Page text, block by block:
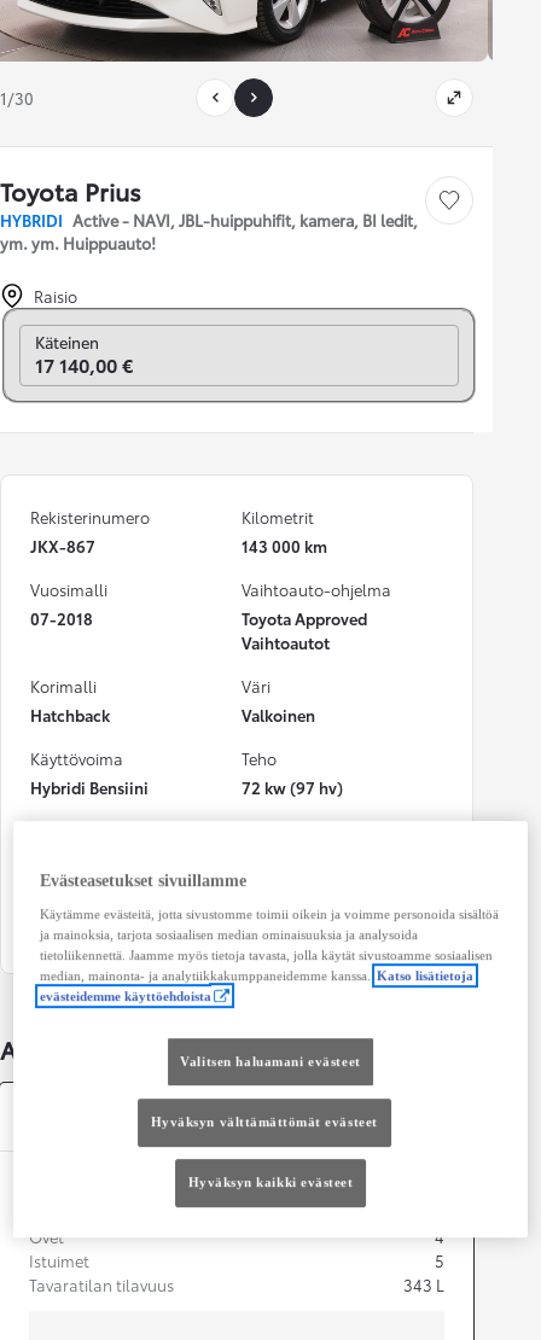
1/30
Toyota Prius
HYBRIDI Active - NAVI, JBL-huippuhifit, kamera, BI ledit,
ym. ym. Huippuauto!
Tallenna auto
Raisio
Vaihda rahoitukseen
Käteinen
17 140,00 €
Rekisterinumero
JKX-867
Kilometrit
143 000 km
Vuosimalli
07-2018
Vaihtoauto-ohjelma
Toyota Approved
Vaihtoautot
Korimalli
Hatchback
Väri
Valkoinen
Käyttövoima
Hybridi Bensiini
Teho
72 kw (97 hv)
4
Auton lisätiedot
Tekniset tiedot
Ovet
4
Istuimet
5
Tavaratilan tilavuus
343 L
Evästeasetukset sivuillamme
Käytämme evästeitä, jotta sivustomme toimii oikein ja voimme personoida sisältöä
ja mainoksia, tarjota sosiaalisen median ominaisuuksia ja analysoida
tietoliikennettä. Jaamme myös tietoja tavasta, jolla käytät sivustoamme sosiaalisen
median, mainonta- ja analytiikkakumppaneidemme kanssa.
Katso lisätietoja
evästeidemme käyttöehdoista
Valitsen haluamani evästeet
Hyväksyn välttämättömät evästeet
Hyväksyn kaikki evästeet